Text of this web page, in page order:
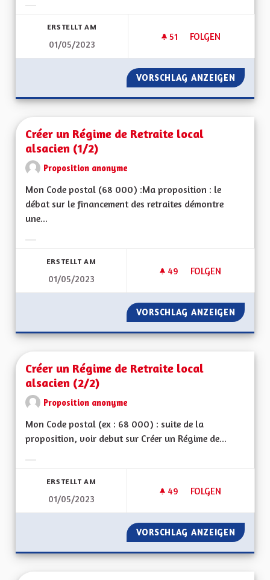
ERSTELLT AM
01/05/2023
51 51 FOLLOWER
FOLGEN
DÉMOCRATIE
VORSCHLAG ANZEIGEN
Créer un Régime de Retraite local
alsacien (1/2)
Proposition anonyme
Mon Code postal (68 000) :Ma proposition : le
débat sur le financement des retraites démontre
une...
ERSTELLT AM
01/05/2023
49 49 FOLLOWER
FOLGEN
CRÉER UN
VORSCHLAG ANZEIGEN
Créer un Régime de Retraite local
alsacien (2/2)
Proposition anonyme
Mon Code postal (ex : 68 000) : suite de la
proposition, voir debut sur Créer un Régime de...
ERSTELLT AM
01/05/2023
49 49 FOLLOWER
FOLGEN
CRÉER UN
VORSCHLAG ANZEIGEN